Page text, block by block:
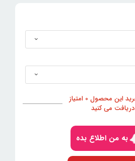
شما با خرید این محصول 0 امتیاز
دریافت می کنید
به من اطلاع بده